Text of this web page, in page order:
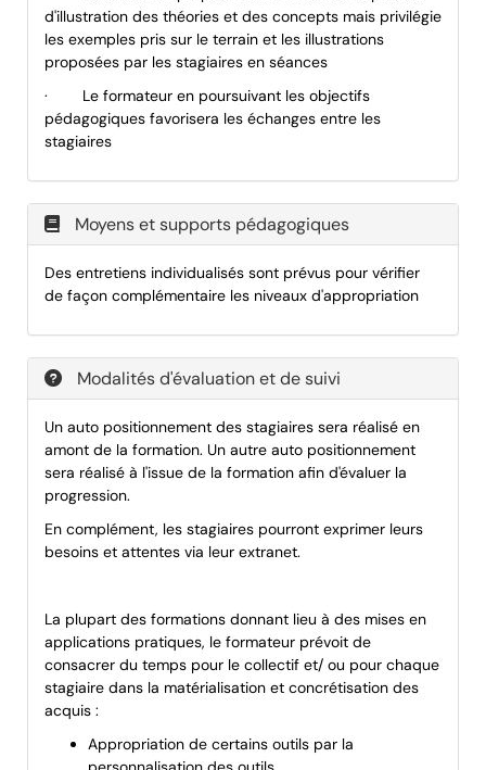
d'illustration des théories et des concepts mais privilégie
les exemples pris sur le terrain et les illustrations
proposées par les stagiaires en séances
· Le formateur en poursuivant les objectifs
pédagogiques favorisera les échanges entre les
stagiaires
Moyens et supports pédagogiques
Des entretiens individualisés sont prévus pour vérifier
de façon complémentaire les niveaux d'appropriation
Modalités d'évaluation et de suivi
Un auto positionnement des stagiaires sera réalisé en
amont de la formation. Un autre auto positionnement
sera réalisé à l'issue de la formation afin d'évaluer la
progression.
En complément, les stagiaires pourront exprimer leurs
besoins et attentes via leur extranet.
La plupart des formations donnant lieu à des mises en
applications pratiques, le formateur prévoit de
consacrer du temps pour le collectif et/ ou pour chaque
stagiaire dans la matérialisation et concrétisation des
acquis :
Appropriation de certains outils par la